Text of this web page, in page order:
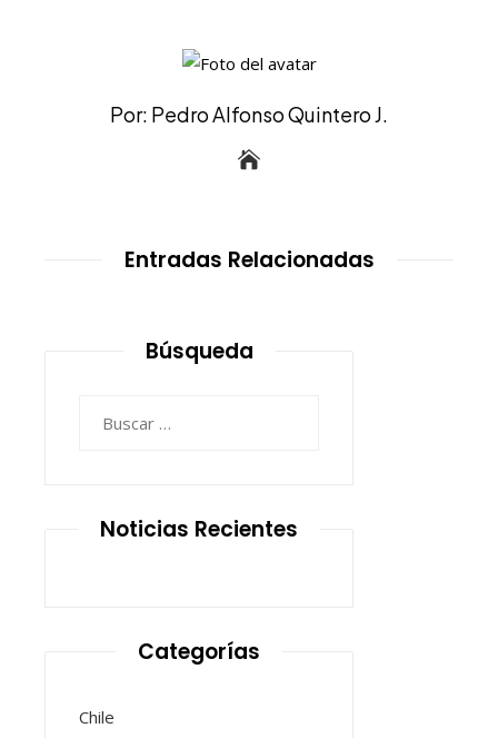
Por: Pedro Alfonso Quintero J.
Entradas Relacionadas
Búsqueda
Noticias Recientes
Categorías
Chile